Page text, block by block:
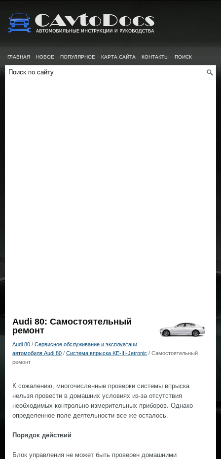
ГЛАВНАЯ НОВОЕ ПОПУЛЯРНОЕ КАРТА САЙТА КОНТАКТЫ ПОИСК
Audi 80: Самостоятельный
ремонт
Audi 80 / Сервисное обслуживание и эксплуатаци
автомобиля Audi 80 / Система впрыска KE-III-Jetronic / Самостоятельный
ремонт
К сожалению, многочисленные проверки системы впрыска
нельзя провести в домашних условиях из-за отсутствия
необходимых контрольно-измерительных приборов. Однако
определенное поле деятельности все же осталось.
Порядок действий
Блок управления не может быть проверен домашними